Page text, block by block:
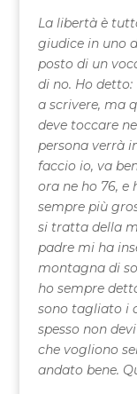
La libertà è
giudice in uno
posto di un
di no. Ho detto:
a scrivere, ma
deve toccare
persona verrà
faccio io, va
ora ne ho 76, e
sempre più
si tratta della
padre mi ha
montagna di
ho sempre
sono tagliato i
spesso non
che vogliono
andato bene.